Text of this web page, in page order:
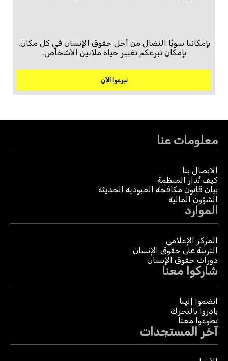
بإمكاننا سويًا النضال من أجل حقوق الإنسان في كل مكان.
بإمكان تبرعكم تغيير حياة ملايين الأشخاص.
تبرعوا الآن
معلومات عنا
الاتصال بنا
كيف تُدار المنظمة
بيان قانون مكافحة العبودية الحديثة
الشؤون المالية
الموارد
المركز الإعلامي
التربية على حقوق الإنسان
دورات حقوق الإنسان
شاركوا معنا
انضموا إلينا
بادروا بالتحرك
تطوعوا معنا
آخر المستجدات